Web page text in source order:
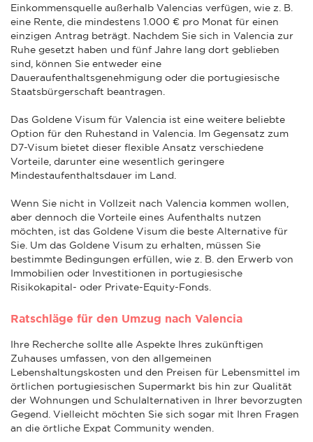
Einkommensquelle außerhalb Valencias verfügen, wie z. B.
eine Rente, die mindestens 1.000 € pro Monat für einen
einzigen Antrag beträgt. Nachdem Sie sich in Valencia zur
Ruhe gesetzt haben und fünf Jahre lang dort geblieben
sind, können Sie entweder eine
Daueraufenthaltsgenehmigung oder die portugiesische
Staatsbürgerschaft beantragen.
Das Goldene Visum für Valencia ist eine weitere beliebte
Option für den Ruhestand in Valencia. Im Gegensatz zum
D7-Visum bietet dieser flexible Ansatz verschiedene
Vorteile, darunter eine wesentlich geringere
Mindestaufenthaltsdauer im Land.
Wenn Sie nicht in Vollzeit nach Valencia kommen wollen,
aber dennoch die Vorteile eines Aufenthalts nutzen
möchten, ist das Goldene Visum die beste Alternative für
Sie. Um das Goldene Visum zu erhalten, müssen Sie
bestimmte Bedingungen erfüllen, wie z. B. den Erwerb von
Immobilien oder Investitionen in portugiesische
Risikokapital- oder Private-Equity-Fonds.
Ratschläge für den Umzug nach Valencia
Ihre Recherche sollte alle Aspekte Ihres zukünftigen
Zuhauses umfassen, von den allgemeinen
Lebenshaltungskosten und den Preisen für Lebensmittel im
örtlichen portugiesischen Supermarkt bis hin zur Qualität
der Wohnungen und Schulalternativen in Ihrer bevorzugten
Gegend. Vielleicht möchten Sie sich sogar mit Ihren Fragen
an die örtliche Expat Community wenden.